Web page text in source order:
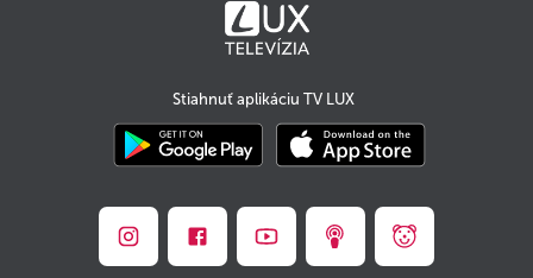
Stiahnuť aplikáciu TV LUX